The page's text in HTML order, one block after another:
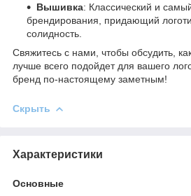
Вышивка: Классический и
брендирования, придающий
солидность.
Свяжитесь с нами, чтобы обсудить,
лучше всего подойдет для вашего
бренд по-настоящему заметным!
Скрыть
Характеристики
Основные